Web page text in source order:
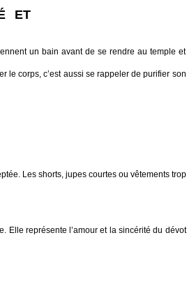
ET
un bain avant de se rendre au temple et
le corps, c’est aussi se rappeler de purifier son
Les shorts, jupes courtes ou vêtements trop
Elle représente l’amour et la sincérité du dévot